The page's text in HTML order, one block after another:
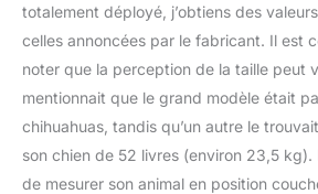
ferme
maintient
un endroit
contrôlé.
pour les
compagnie
moyenne
mesurant
totalement déployé, j’obtiens des
celles annoncées par le fabricant. Il est
noter que la perception de la taille peut
mentionnait que le grand modèle était
chihuahuas, tandis qu’un autre le
son chien de 52 livres (environ 23,5
de mesurer son animal en position